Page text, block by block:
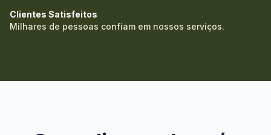
Clientes Satisfeitos
Milhares de pessoas confiam em nossos serviços.